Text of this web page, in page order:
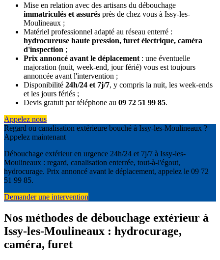
Mise en relation avec des artisans du débouchage
immatriculés et assurés près de chez vous à Issy-les-
Moulineaux ;
Matériel professionnel adapté au réseau enterré :
hydrocureuse haute pression, furet électrique, caméra
d'inspection ;
Prix annoncé avant le déplacement : une éventuelle
majoration (nuit, week-end, jour férié) vous est toujours
annoncée avant l'intervention ;
Disponibilité 24h/24 et 7j/7, y compris la nuit, les week-ends
et les jours fériés ;
Devis gratuit par téléphone au 09 72 51 99 85.
Appelez nous
Regard ou canalisation extérieure bouché à Issy-les-Moulineaux ?
Appelez maintenant
Débouchage extérieur en urgence 24h/24 et 7j/7 à Issy-les-
Moulineaux : regard, canalisation enterrée, tout-à-l'égout,
hydrocurage. Prix annoncé avant le déplacement, appelez le 09 72
51 99 85.
Demander une intervention
Nos méthodes de débouchage extérieur à
Issy-les-Moulineaux : hydrocurage,
caméra, furet